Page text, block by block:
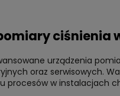
ciśnienia
urządzenia
oraz serwisowych.
procesów w instalacjach